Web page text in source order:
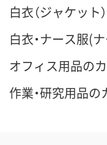
白衣（ジャケット
白衣・ナース服(
オフィス用品の
作業・研究用品